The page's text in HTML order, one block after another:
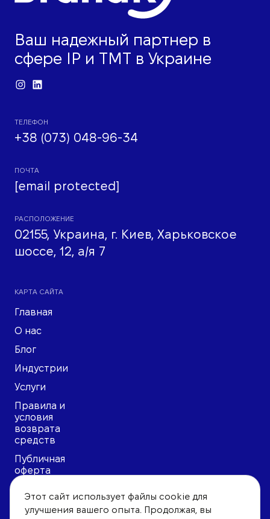
Ваш надежный партнер в
сфере IP и ТМТ в Украине
ТЕЛЕФОН
+38 (073) 048-96-34
ПОЧТА
[email protected]
РАСПОЛОЖЕНИЕ
02155, Украина, г. Киев, Харьковское
шоссе, 12, а/я 7
КАРТА САЙТА
Главная
О нас
Блог
Индустрии
Услуги
Правила и
условия
возврата
средств
Публичная
оферта
конфиденциальности
Этот сайт использует файлы cookie для
улучшения вашего опыта. Продолжая, вы